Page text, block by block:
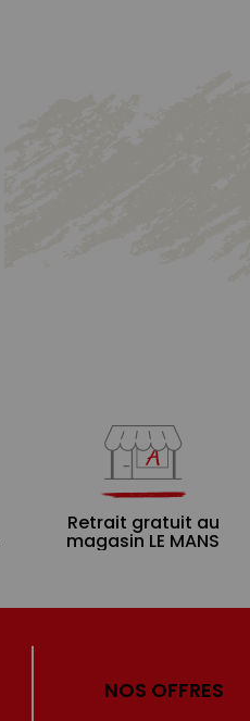
Retrait gratuit au
magasin LE MANS
NOS OFFRES